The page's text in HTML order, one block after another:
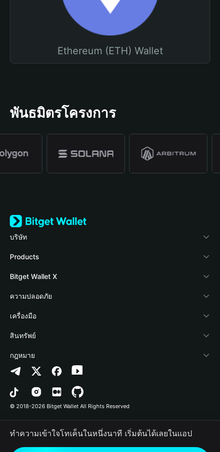
Ethereum (ETH) Wallet
พันธมิตรโครงการ
บริษัท
เกี่ยวกับ Bitget Wallet
Blog
Academy
ข่าวสารด้านคริปโต
ศูนย์ช่วยเหลือ
ติดต่อเรา
ทรัพยากรข้อมูลของแบรนด์
อาชีพ
Products
Crypto Card
Stablecoin Earn
Payfi Crypto
Crypto Swap API
Altcoin Season Index
Prediction Markets
DApp
RWA
Bitget Wallet X
นักพัฒนา
เชื่อมต่อ Wallet
Bitget Wallet Pay
ลิสต์โปรเจกต์
ความปลอดภัย
Protection Fund
เทคโนโลยีความปลอดภัย
เครื่องมือ
ซื้อคริปโต
การตรวจจับการอนุญาต
การตรวจจับสัญญา
การโอนเป็นชุด
สินทรัพย์
Arbitrum
Avalanche
Bitcoin
Polygon
กฎหมาย
นโยบายความเป็นส่วนตัว
ข้อตกลงในการใช้บริการ
© 2018-2026 Bitget Wallet All Rights Reserved
ทำความเข้าใจโทเค็นในหนึ่งนาที เริ่มต้นได้เลยในแอป